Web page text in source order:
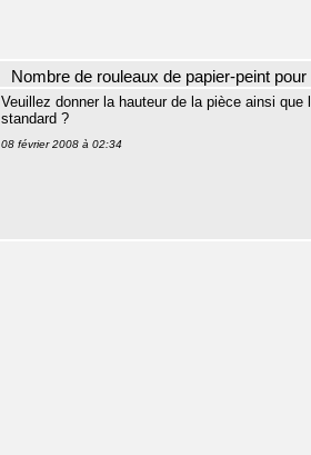
Nombre de rouleaux de papier-peint pour
Veuillez donner la hauteur de la pièce ainsi
standard ?
08 février 2008 à 02:34